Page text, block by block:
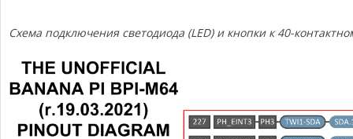
Схема подключения светодиода (LED) и кнопки к 40-